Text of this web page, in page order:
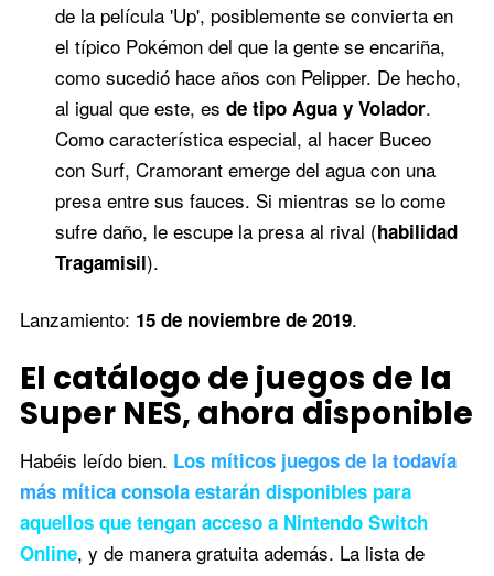
de la película 'Up', posiblemente se convierta en
el típico Pokémon del que la gente se encariña,
como sucedió hace años con Pelipper. De hecho,
al igual que este, es de tipo Agua y Volador.
Como característica especial, al hacer Buceo
con Surf, Cramorant emerge del agua con una
presa entre sus fauces. Si mientras se lo come
sufre daño, le escupe la presa al rival (habilidad
Tragamisil).
Lanzamiento: 15 de noviembre de 2019.
El catálogo de juegos de la
Super NES, ahora disponible
Habéis leído bien. Los míticos juegos de la todavía
más mítica consola estarán disponibles para
aquellos que tengan acceso a Nintendo Switch
Online, y de manera gratuita además. La lista de